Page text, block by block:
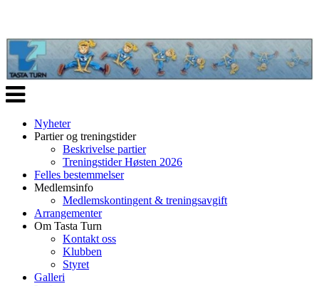
Veksle
navigasjon
Nyheter
Partier og treningstider
Beskrivelse partier
Treningstider Høsten 2026
Felles bestemmelser
Medlemsinfo
Medlemskontingent & treningsavgift
Arrangementer
Om Tasta Turn
Kontakt oss
Klubben
Styret
Galleri